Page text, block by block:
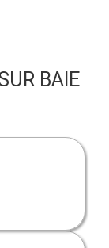
BAIE